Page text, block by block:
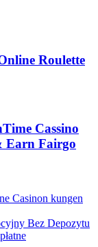
Roulette
Cassino
Earn Fairgo
Casinon kungen
Bez Depozytu